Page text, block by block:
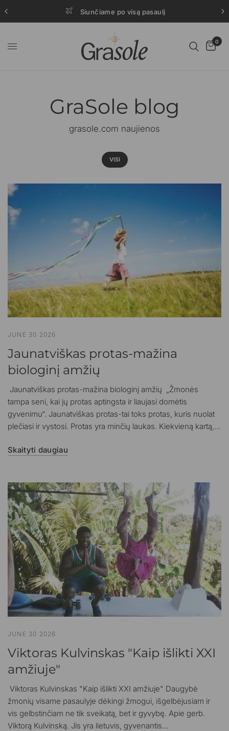
Siunčiame po visą pasaulį
0
GraSole blog
grasole.com naujienos
VISI
JUNE 30 2026
Jaunatviškas protas-mažina
biologinį amžių
Jaunatviškas protas-mažina biologinį amžių „Žmonės
tampa seni, kai jų protas aptingsta ir liaujasi domėtis
gyvenimu“. Jaunatviškas protas-tai toks protas, kuris nuolat
plečiasi ir vystosi. Protas yra minčių laukas. Kiekvieną kartą,...
Skaityti daugiau
JUNE 30 2026
Viktoras Kulvinskas "Kaip išlikti XXI
amžiuje"
Viktoras Kulvinskas "Kaip išlikti XXI amžiuje" Daugybė
žmonių visame pasaulyje dėkingi žmogui, išgelbėjusiam ir
vis gelbstinčiam ne tik sveikatą, bet ir gyvybę. Apie gerb.
Viktorą Kulvinską. Jis yra lietuvis, gyvenantis...